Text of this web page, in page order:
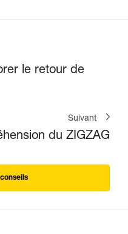
le retour de
Suivant
du ZIGZAG